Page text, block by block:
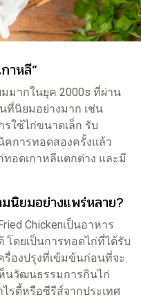
าหลี”
ากในยุค 2000s ที่ผ่าน
ที่นิยมอย่างมาก เช่น
ใช้ไก่ขนาดเล็ก รับ
คการทอดสองครั้งแล้ว
อดเกาหลีแตกต่าง และมี
มนิยมอย่างแพร่หลาย?
Chickenเป็นอาหาร
โดยเป็นการทอดไก่ที่ได้รับ
องปรุงที่เข้มข้นก่อนที่จะ
นวัฒนธรรมการกินไก่
รตี้หรือซีรีส์จากประเทศ